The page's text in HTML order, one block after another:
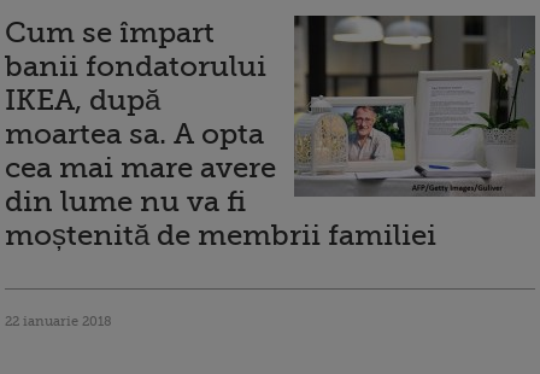
Cum se împart
banii fondatorului
IKEA, după
moartea sa. A opta
cea mai mare avere
din lume nu va fi
moștenită de membrii familiei
22 ianuarie 2018